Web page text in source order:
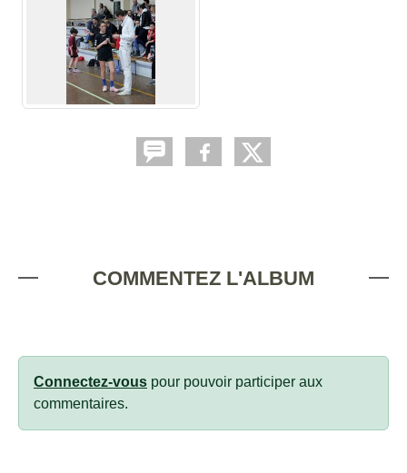
COMMENTEZ L'ALBUM
Connectez-vous pour pouvoir participer aux
commentaires.